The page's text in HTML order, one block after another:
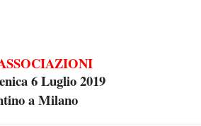
6 Luglio 2019
a Milano